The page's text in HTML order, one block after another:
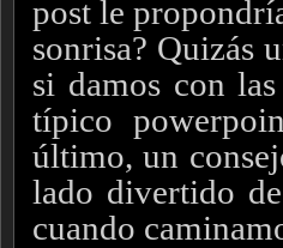
post le
sonrisa? Quizás
si damos con
típico
último, un
lado divertido
cuando